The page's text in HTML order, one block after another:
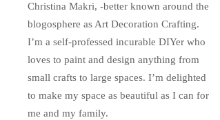
Christina Makri, -better known around the
blogosphere as Art Decoration Crafting.
I’m a self-professed incurable DIYer who
loves to paint and design anything from
small crafts to large spaces. I’m delighted
to make my space as beautiful as I can for
me and my family.